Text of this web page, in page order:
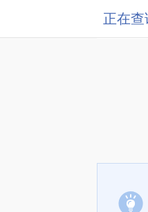
正在查